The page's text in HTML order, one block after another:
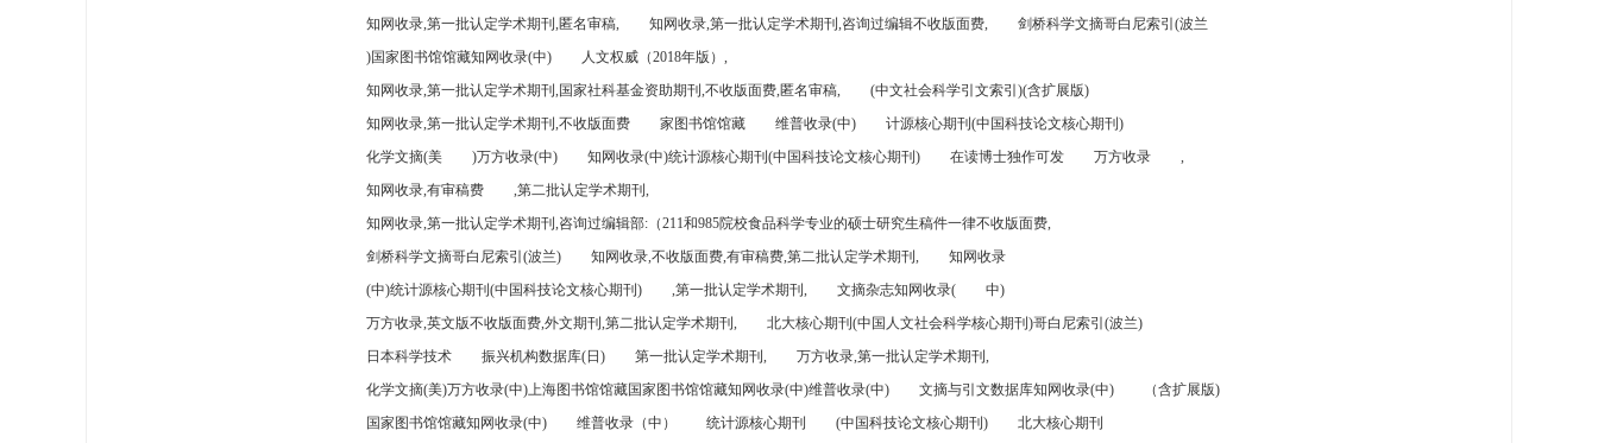
知网收录,第一批认定学术期刊,匿名审稿,
知网收录,第一批认定学术期刊,咨询过编辑不收版面费,
剑桥科学文摘哥白尼索引(波兰
)国家图书馆馆藏知网收录(中)
人文权威（2018年版）,
知网收录,第一批认定学术期刊,国家社科基金资助期刊,不收版面费,匿名审稿,
(中文社会科学引文索引)(含扩展版)
知网收录,第一批认定学术期刊,不收版面费
家图书馆馆藏 维普收录(中)
计源核心期刊(中国科技论文核心期刊)
化学文摘(美
)万方收录(中) 知网收录(中)统计源核心期刊(中国科技论文核心期刊) 在读博士独作可发 万方收录
,
知网收录,有审稿费
,第二批认定学术期刊,
知网收录,第一批认定学术期刊,咨询过编辑部:（211和985院校食品科学专业的硕士研究生稿件一律不收版面费,
剑桥科学文摘哥白尼索引(波兰)
知网收录,不收版面费,有审稿费,第二批认定学术期刊,
知网收录
(中)统计源核心期刊(中国科技论文核心期刊)
,第一批认定学术期刊, 文摘杂志知网收录(
中)
万方收录,英文版不收版面费,外文期刊,第二批认定学术期刊,
北大核心期刊(中国人文社会科学核心期刊)哥白尼索引(波兰)
日本科学技术
振兴机构数据库(日) 第一批认定学术期刊,
万方收录,第一批认定学术期刊,
化学文摘(美)万方收录(中)上海图书馆馆藏国家图书馆馆藏知网收录(中)维普收录(中)
文摘与引文数据库知网收录(中)
（含扩展版)
国家图书馆馆藏知网收录(中)
维普收录（中） 统计源核心期刊 (中国科技论文核心期刊)
北大核心期刊